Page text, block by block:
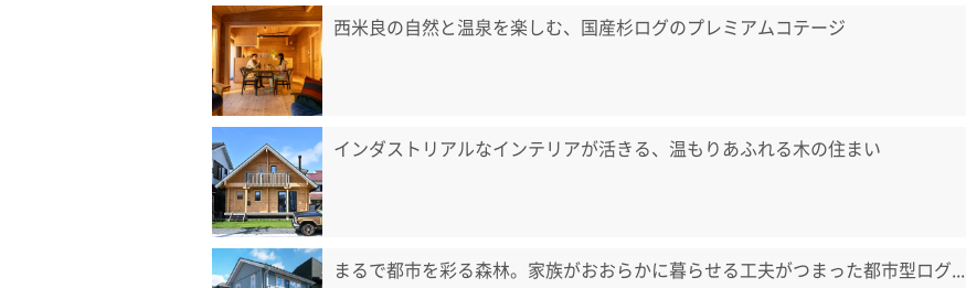
西米良の自然と温泉を楽しむ、国産杉ログのプレミアムコテージ
インダストリアルなインテリアが活きる、温もりあふれる木の住まい
まるで都市を彩る森林。家族がおおらかに暮らせる工夫がつまった都市型ログ...